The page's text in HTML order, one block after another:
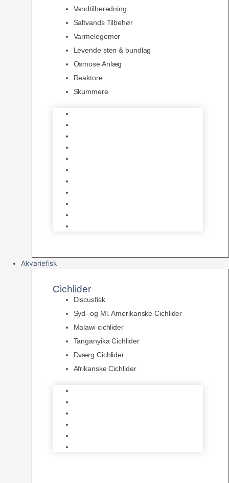
Vandtilberedning
Saltvands Tilbehør
Varmelegemer
Levende sten & bundlag
Osmose Anlæg
Reaktore
Skummere
Akvariefisk
Cichlider
Discusfisk
Syd- og Ml. Amerikanske Cichlider
Malawi cichlider
Tanganyika Cichlider
Dværg Cichlider
Afrikanske Cichlider